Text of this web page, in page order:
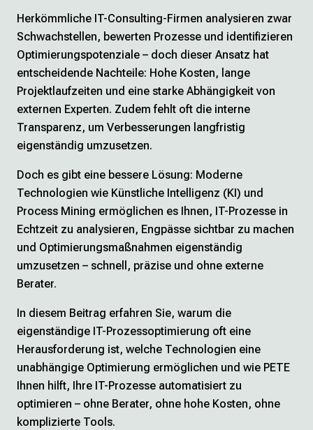
Herkömmliche IT-Consulting-Firmen analysieren zwar
Schwachstellen, bewerten Prozesse und identifizieren
Optimierungspotenziale – doch dieser Ansatz hat
entscheidende Nachteile: Hohe Kosten, lange
Projektlaufzeiten und eine starke Abhängigkeit von
externen Experten. Zudem fehlt oft die interne
Transparenz, um Verbesserungen langfristig
eigenständig umzusetzen.
Doch es gibt eine bessere Lösung: Moderne
Technologien wie Künstliche Intelligenz (KI) und
Process Mining ermöglichen es Ihnen, IT-Prozesse in
Echtzeit zu analysieren, Engpässe sichtbar zu machen
und Optimierungsmaßnahmen eigenständig
umzusetzen – schnell, präzise und ohne externe
Berater.
In diesem Beitrag erfahren Sie, warum die
eigenständige IT-Prozessoptimierung oft eine
Herausforderung ist, welche Technologien eine
unabhängige Optimierung ermöglichen und wie PETE
Ihnen hilft, Ihre IT-Prozesse automatisiert zu
optimieren – ohne Berater, ohne hohe Kosten, ohne
komplizierte Tools.